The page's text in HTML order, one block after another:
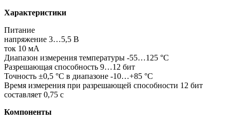
Характеристики
Питание
напряжение 3…5,5 В
ток 10 мА
Диапазон измерения температуры -55…125 °С
Разрешающая способность 9…12 бит
Точность ±0,5 °С в диапазоне -10…+85 °С
Время измерения при разрешающей способности 12 бит
составляет 0,75 с
Компоненты